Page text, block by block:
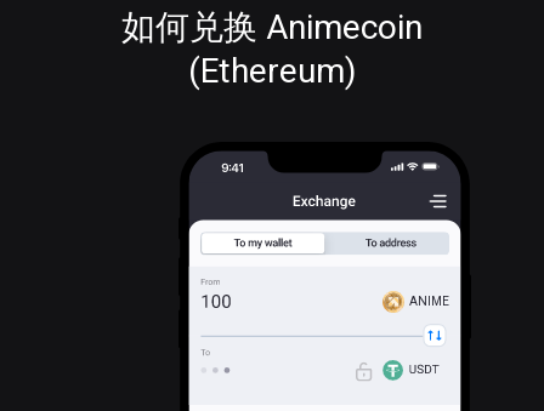
如何兑换 Animecoin
(Ethereum)
ANIME